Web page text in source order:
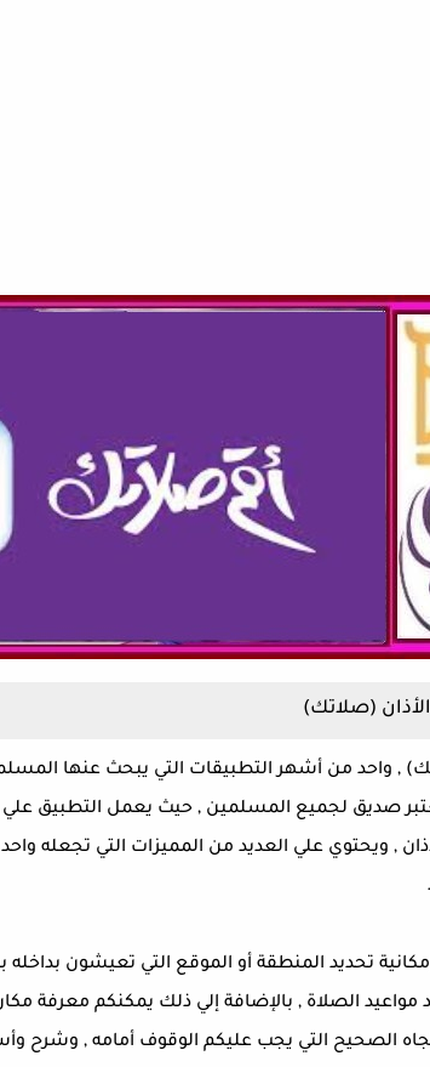
(صلاتك)
, واحد من أشهر التطبيقات التي يبحث عنها
صديق لجميع المسلمين , حيث يعمل التطبيق علي
, ويحتوي علي العديد من المميزات التي تجعله
تحديد المنطقة أو الموقع التي تعيشون
مواعيد الصلاة , بالإضافة إلي ذلك يمكنكم معرفة
الصحيح التي يجب عليكم الوقوف أمامه , وشرح